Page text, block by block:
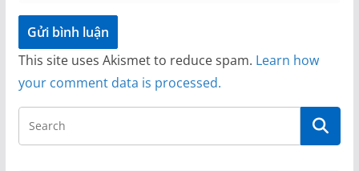
This site uses Akismet to reduce spam. Learn how
your comment data is processed.